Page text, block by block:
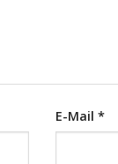
E-Mail *